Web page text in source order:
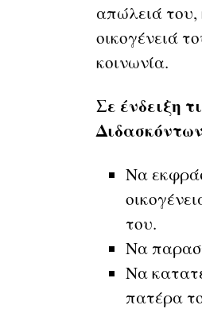
απώλειά του,
οικογένειά
κοινωνία.
Σε ένδειξη
Να
του.
Να
Να
πατέρα